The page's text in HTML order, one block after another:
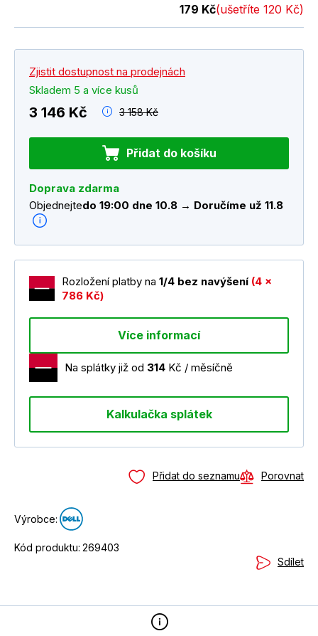
179 Kč(ušetříte 120 Kč)
Zjistit dostupnost na prodejnách
Skladem 5 a více kusů
3 146 Kč 3 158 Kč
Přidat do košíku
Doprava zdarma
Objednejtedo 19:00 dne 10.8 → Doručíme už 11.8
Rozložení platby na 1/4 bez navýšení (4 x
786 Kč)
Více informací
Na splátky již od 314 Kč / měsíčně
Kalkulačka splátek
Přidat do seznamu Porovnat
Výrobce:
Kód produktu: 269403
Sdílet